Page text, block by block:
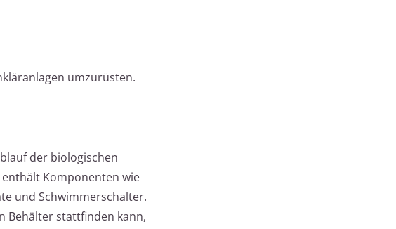
umzurüsten.
der biologischen
Komponenten wie
und Schwimmerschalter.
Behälter stattfinden kann,